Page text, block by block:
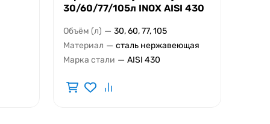
30/60/77/105л INOX AISI 430
Объём (л) — 30, 60, 77, 105
Материал — сталь нержавеющая
Марка стали — AISI 430